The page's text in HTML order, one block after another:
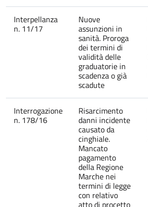
Interpellanza
n. 11/17
Nuove
assunzioni in
sanità. Proroga
dei termini di
validità delle
graduatorie in
scadenza o già
scadute
Interrogazione
n. 178/16
Risarcimento
danni incidente
causato da
cinghiale.
Mancato
pagamento
della Regione
Marche nei
termini di legge
con relativo
atto di procetto